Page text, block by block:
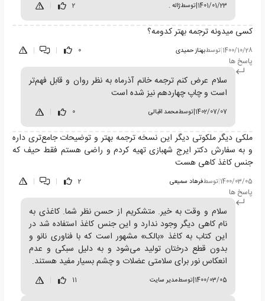
1401/01/23
|توسطژاله . 2
کسی میدونه ترجمه بهتر کدومه؟
1400/10/28
|توسطبهناز حمیدی 0
|
|
پاسخ ها
سلام عرض کنم ترجمه خانم آذرماه به نظر روان و قابل فهم‌تر
است و چاپ چهاردهم نیز شده است
1402/07/07
|توسطمحمد اقبالی 0
ملکی دیگر ملکوتی دیگر این نسخه ترجمه بهتر و توضیحات جامع‌تری داره
و به سفارش دکتر ایرج شهبازی تهیه کردم و راضی هستم فقط حیف که
جنس کاغذ کاهی هست
1400/03/05
|توسطفرهاد سمیعی 2
|
|
پاسخ ها
سلام و وقت به خیر. متشکریم از حسن نظر شما. کاغذی به
نام کاهی دیگر وجود ندارد و این جنس کاغذ استفاده شد در
این کتاب به کاغذ «بالک» مشهور است که با فناوری نانو و
بدون قطع درختان تولید می‌شود و به دلیل سبکی و عدم
انعکاس نور برای سلامتی عضلات و چشم بسیار مفید هستند.
1400/03/05
|توسطمدیر سایت 11